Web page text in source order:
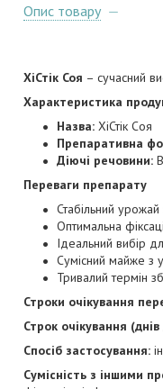
Опис товару
ХіСтік Соя – сучасний
Характеристика
Назва: ХіСтік Соя
Препаративна
Діючі речовини:
Переваги препарату
Стабільний
Оптимальна
Ідеальний вибір
Сумісний майже з
Тривалий термін
Строки очікування
Строк очікування
Спосіб застосування:
Сумісність з іншими